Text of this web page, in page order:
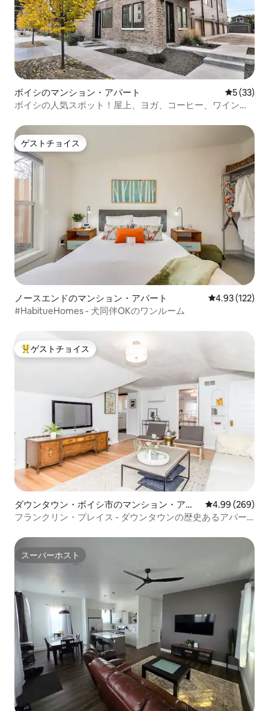
ボイシのマンション・アパート レビュー
5 (33)
ボイシの人気スポット！屋上、ヨガ、コーヒー、ワイン、
ゲストチョイス
ゲストチョイス
ノースエンドのマンション・アパート レビュー122
4.93 (122)
#HabitueHomes - 犬同伴OKのワンルーム
大好評のゲストチョイスです。
ゲストチョイス
ダウンタウン・ボイシ市のマンション・アパ
ート
レビュー269
4.99 (269)
フランクリン・プレイス - ダウンタウンの歴史あるアパー
スーパーホスト
スーパーホスト